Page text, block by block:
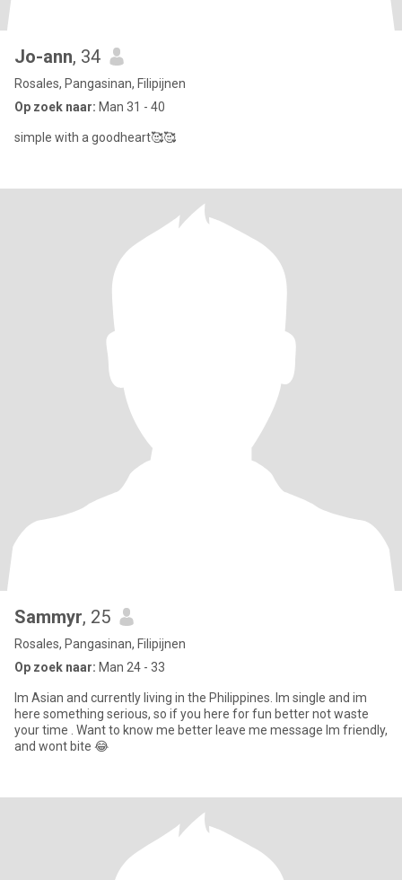
Jo-ann, 34
Rosales, Pangasinan, Filipijnen
Op zoek naar: Man 31 - 40
simple with a goodheart🥰🥰
Sammyr, 25
Rosales, Pangasinan, Filipijnen
Op zoek naar: Man 24 - 33
Im Asian and currently living in the Philippines. Im single and im
here something serious, so if you here for fun better not waste
your time . Want to know me better leave me message Im friendly,
and wont bite 😂